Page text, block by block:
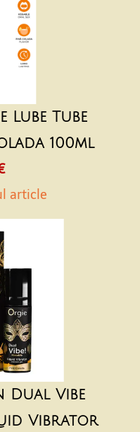
Lube Tube
100ml
article
Dual Vibe
Vibrator